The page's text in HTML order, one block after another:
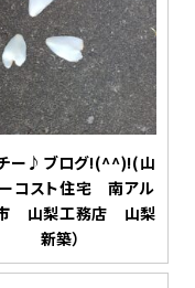
ー♪ブログ!(^^)!(山
コスト住宅 南アル
山梨工務店 山梨
新築）